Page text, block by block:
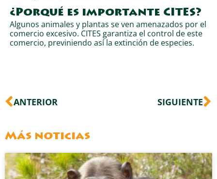
¿Porqué es importante CITES?
Algunos animales y plantas se ven amenazados por el
comercio excesivo. CITES garantiza el control de este
comercio, previniendo así la extinción de especies.
Ant
ANTERIOR SIGUIENTE
Más noticias